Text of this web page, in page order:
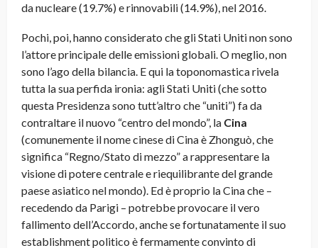
da nucleare (19.7%) e rinnovabili (14.9%), nel 2016.
Pochi, poi, hanno considerato che gli Stati Uniti non sono
l’attore principale delle emissioni globali. O meglio, non
sono l’ago della bilancia. E qui la toponomastica rivela
tutta la sua perfida ironia: agli Stati Uniti (che sotto
questa Presidenza sono tutt’altro che “uniti”) fa da
contraltare il nuovo “centro del mondo”, la Cina
(comunemente il nome cinese di Cina è Zhonguò, che
significa “Regno/Stato di mezzo” a rappresentare la
visione di potere centrale e riequilibrante del grande
paese asiatico nel mondo). Ed è proprio la Cina che –
recedendo da Parigi – potrebbe provocare il vero
fallimento dell’Accordo, anche se fortunatamente il suo
establishment politico è fermamente convinto di